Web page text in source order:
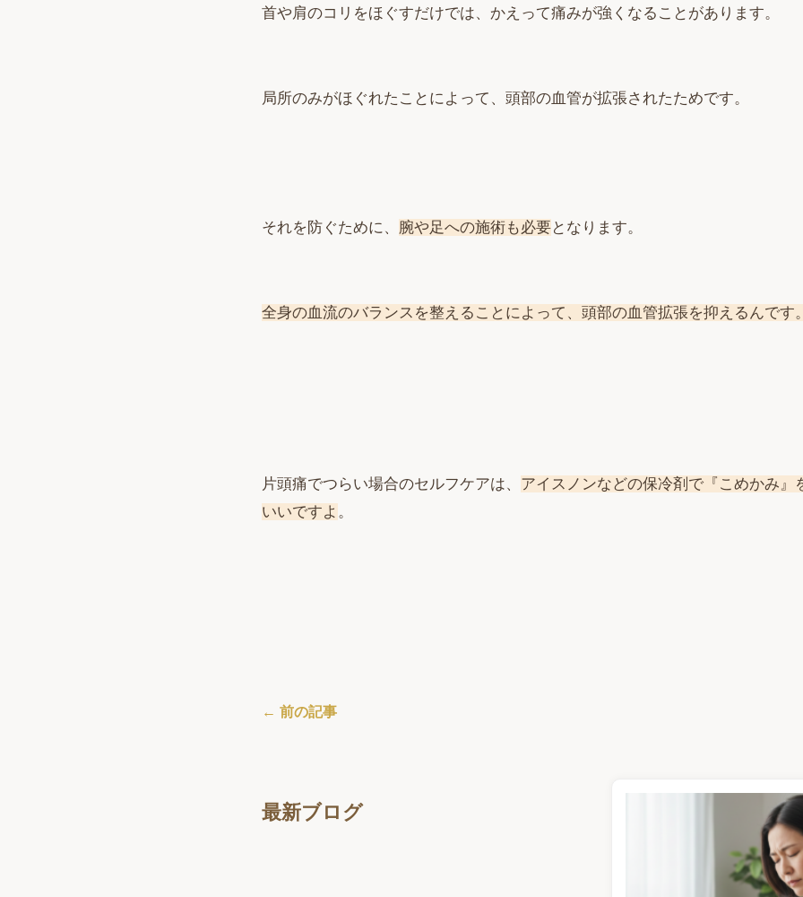
首や肩のコリをほぐすだけでは、かえって痛みが強くなることがあります。
局所のみがほぐれたことによって、頭部の血管が拡張されたためです。
それを防ぐために、 腕や足への施術も必要となります。
全身の血流のバランスを整えることによって、頭部の血管拡張を抑えるんです。
片頭痛でつらい場合のセルフケアは、 アイスノンなどの保冷剤で『こめかみ』
いいですよ 。
← 前の記事
最新ブログ